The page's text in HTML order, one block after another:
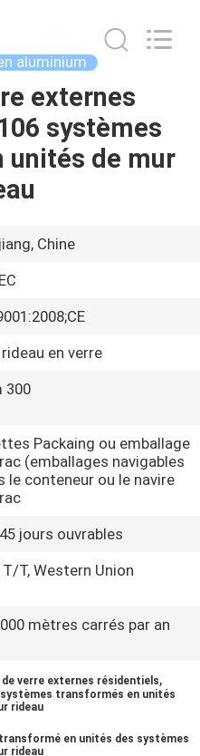
aluminium
externes
systèmes
unités de mur
Chine
en verre
300
Packaing ou emballage
(emballages navigables
le conteneur ou le navire
jours ouvrables
T/T, Western Union
mètres carrés par an
de verre externes résidentiels,
systèmes transformés en unités
rideau
en unités des systèmes
rideau